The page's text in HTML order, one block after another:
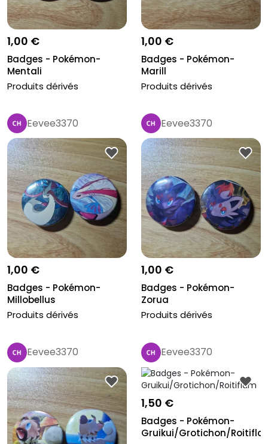
1,00 €
Badges - Pokémon-
Mentali
Produits dérivés
1,00 €
Badges - Pokémon-
Marill
Produits dérivés
Eevee3370
1,00 €
Badges - Pokémon-
Millobellus
Produits dérivés
Eevee3370
1,00 €
Badges - Pokémon-
Zorua
Produits dérivés
Eevee3370 Eevee3370
1,50 €
Badges - Pokémon-
Gruikui/Grotichon/